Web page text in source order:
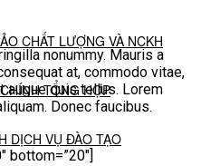
CHẤT LƯỢNG VÀ NCKH
TỔNG HỢP
DỊCH VỤ ĐÀO TẠO
nonummy. Mauris a
at, commodo vitae,
augue quis tellus. Lorem
Donec faucibus.
bottom=”20″]